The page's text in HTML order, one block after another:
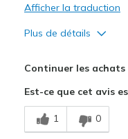
Afficher la traduction
Plus de détails
Comfortable
Stylish
Continuer les achats
Est-ce que cet avis
1 0